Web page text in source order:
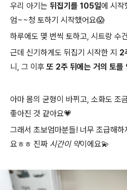
우리 아기는 뒤집기를 105일에 시작
엄~~청 토하기 시작했어요😱
하루에도 몇 번씩 토하고, 시트랑 수
근데 신기하게도 뒤집기 시작한 지 2
니, 그 이후또 2주 뒤에는 거의 토를
아마 몸의 균형이 바뀌고, 소화도 조
좋아진 것 같아요💗
그래서 초보엄마분들! 너무 조급해하
요ㅎㅎ 진짜 시간이 약이에요💫